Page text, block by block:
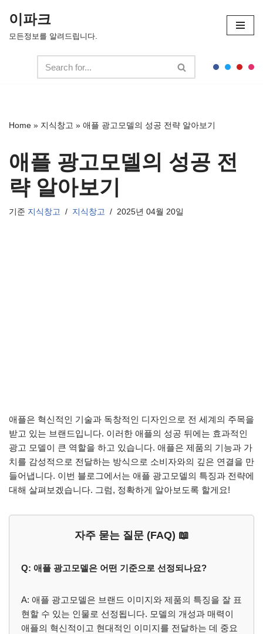
콘
기
이파크
모든정보를 알려드립니다.
Home » 지식창고 » 애플 광고모델의 성공 전략 알아보기
애플 광고모델의 성공 전
략 알아보기
기준 지식창고 지식창고 2025년 04월 20일
애플은 혁신적인 기술과 독창적인 디자인으로 전 세계의 주목을
받고 있는 브랜드입니다. 이러한 애플의 성공 뒤에는 효과적인
광고 모델이 큰 역할을 하고 있습니다. 애플은 제품의 기능과 가
치를 감성적으로 전달하는 방식으로 소비자와의 깊은 연결을 만
들어냅니다. 이번 블로그에서는 애플 광고모델의 특징과 전략에
대해 살펴보겠습니다. 그럼, 정확하게 알아보도록 할게요!
자주 묻는 질문 (FAQ) 📖
Q: 애플 광고모델은 어떤 기준으로 선정되나요?
A: 애플 광고모델은 브랜드 이미지와 제품의 특징을 잘 표
현할 수 있는 인물로 선정됩니다. 모델의 개성과 매력이
애플의 혁신적이고 현대적인 이미지를 전달하는 데 중요